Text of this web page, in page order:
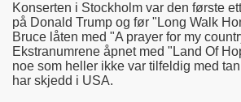
Konserten i Stockholm var den første
på Donald Trump og før "Long Walk
Bruce låten med "A prayer for my
Ekstranumrene åpnet med "Land Of
noe som heller ikke var tilfeldig med
har skjedd i USA.